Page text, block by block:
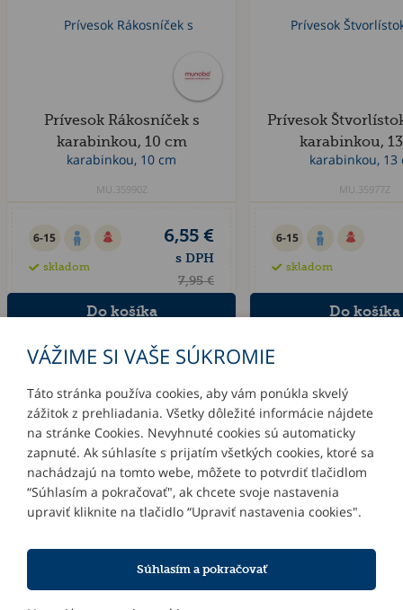
Prívesok Rákosníček s
karabinkou, 10 cm
MU.35990Z
6-15
skladom
6,55 €
s DPH
7,95 €
Prívesok
karabinkou,
MU.35977Z
6-15
skladom
INFORMÁCIE
MÔJ ÚČET
NOVINKY E-MAILOM
VÁŽIME SI VAŠE SÚKROMIE
Táto stránka používa cookies, aby vám ponúkla skvelý
zážitok z prehliadania. Všetky dôležité informácie nájdete
na stránke Cookies. Nevyhnuté cookies sú automaticky
zapnuté. Ak súhlasíte s prijatím všetkých cookies, ktoré sa
nachádzajú na tomto webe, môžete to potvrdiť tlačidlom
“Súhlasím a pokračovať", ak chcete svoje nastavenia
upraviť kliknite na tlačidlo “Upraviť nastavenia cookies".
Súhlasím a pokračovať